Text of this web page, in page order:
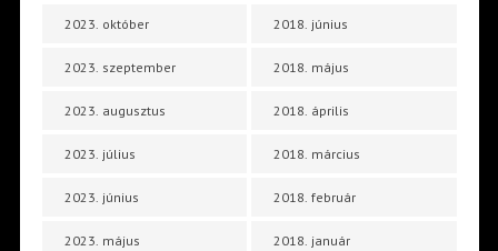
2023. október
2023. szeptember
2023. augusztus
2023. július
2023. június
2023. május
2018. június
2018. május
2018. április
2018. március
2018. február
2018. január